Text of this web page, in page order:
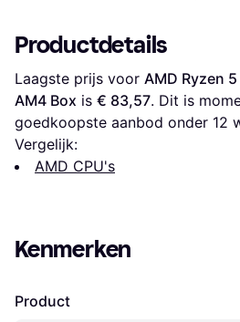
Productdetails
Laagste prijs voor AMD Ryzen
AM4 Box is € 83,57. Dit is
goedkoopste aanbod onder 12
Vergelijk:
AMD CPU's
Kenmerken
Product